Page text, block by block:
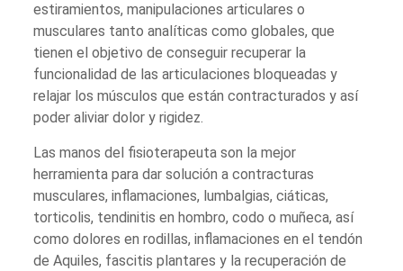
estiramientos, manipulaciones articulares o
musculares tanto analíticas como globales, que
tienen el objetivo de conseguir recuperar la
funcionalidad de las articulaciones bloqueadas y
relajar los músculos que están contracturados y así
poder aliviar dolor y rigidez.
Las manos del fisioterapeuta son la mejor
herramienta para dar solución a contracturas
musculares, inflamaciones, lumbalgias, ciáticas,
torticolis, tendinitis en hombro, codo o muñeca, así
como dolores en rodillas, inflamaciones en el tendón
de Aquiles, fascitis plantares y la recuperación de